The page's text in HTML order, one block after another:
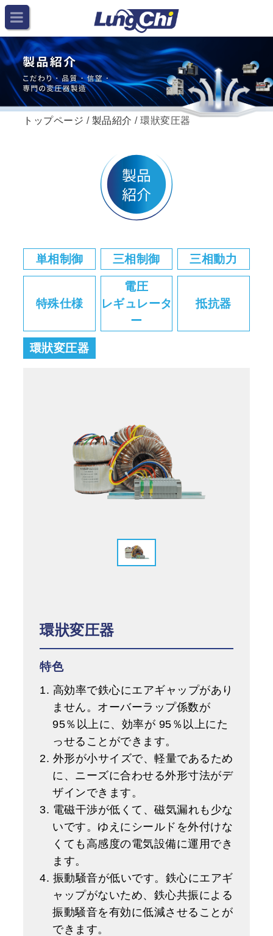
トップページ / 製品紹介 / 環狀変圧器
単相制御 三相制御 三相動力
特殊仕様
電圧
レギュレータ
ー
抵抗器
環狀変圧器
環狀変圧器
特色
1. 高効率で鉄心にエアギャップがあり
ません。オーバーラップ係数が
95％以上に、効率が 95％以上にた
っせることができます。
2. 外形が小サイズで、軽量であるため
に、ニーズに合わせる外形寸法がデ
ザインできます。
3. 電磁干渉が低くて、磁気漏れも少な
いです。ゆえにシールドを外付けな
くても高感度の電気設備に運用でき
ます。
4. 振動騒音が低いです。鉄心にエアギ
ャップがないため、鉄心共振による
振動騒音を有効に低減させることが
できます。